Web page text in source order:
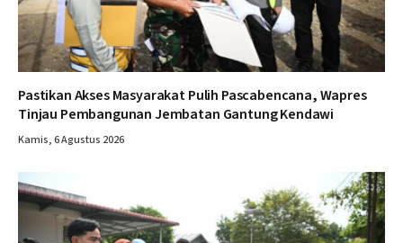
Pastikan Akses Masyarakat Pulih Pascabencana, Wapres
Tinjau Pembangunan Jembatan Gantung Kendawi
Kamis, 6 Agustus 2026